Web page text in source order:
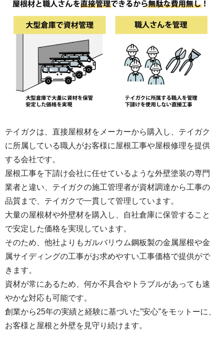
事開始後の進捗管理、写真報告、工程管理す
べてが素晴らしく、追加費用も一切ありませ
んでした。YouTubeで技術情報を公開してい
る会社だけあって、施工品質への自信を感じ
ました。 30年持たせる前提で慎重に業者選定
しましたが、テイガクさんに決めて大正解で
した。おすすめします！
テイガクは、直接屋根材をメーカーから購入し、テイガク
に所属している職人がお客様に屋根工事や屋根修理を提供
する会社です。
屋根工事を下請け会社に任せているような外壁塗装の専門
業者と違い、テイガクの施工管理者が資材調達から工事の
品質まで、テイガクで一貫して管理しています。
大量の屋根材や外壁材を購入し、自社倉庫に保管すること
で安定した価格を実現しています。
そのため、他社よりもガルバリウム鋼板製の金属屋根や金
属サイディングの工事がお求めやすい工事価格で提供がで
きます。
資材が常にあるため、何か不具合やトラブルがあっても速
やかな対応も可能です。
創業から25年の実績と経験に基づいた”安心”をモットーに、
お客様と屋根と外壁を見守り続けます。